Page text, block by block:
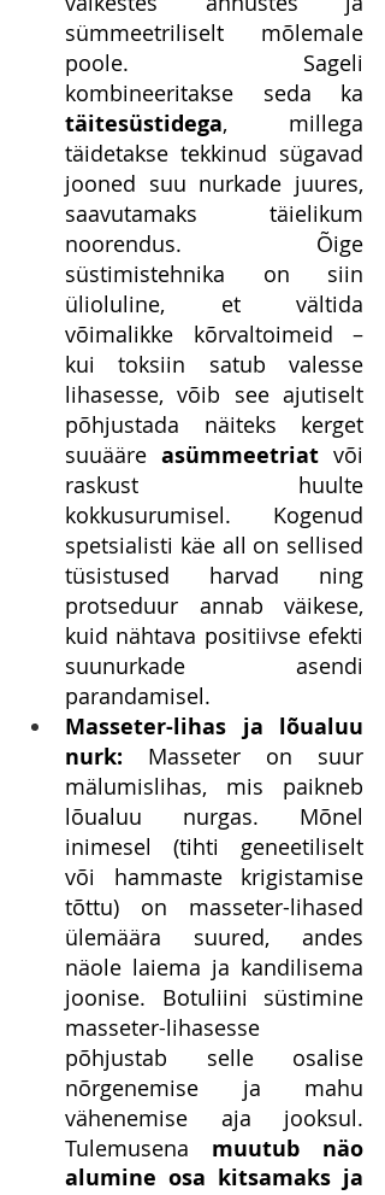
sümmeetriliselt mõlemale
poole. Sageli
täitesüstidega, millega
täidetakse tekkinud sügavad
jooned suu nurkade juures,
saavutamaks täielikum
noorendus. Õige
süstimistehnika on siin
ülioluline, et vältida
võimalikke kõrvaltoimeid –
kui toksiin satub valesse
lihasesse, võib see ajutiselt
põhjustada näiteks kerget
suuääre asümmeetriat või
raskust huulte
kokkusurumisel. Kogenud
spetsialisti käe all on sellised
tüsistused harvad ning
protseduur annab väikese,
kuid nähtava positiivse efekti
suunurkade asendi
parandamisel.
Masseter-lihas ja lõualuu
nurk: Masseter on suur
mälumislihas, mis paikneb
lõualuu nurgas. Mõnel
inimesel (tihti geneetiliselt
või hammaste krigistamise
tõttu) on masseter-lihased
ülemäära suured, andes
näole laiema ja kandilisema
joonise. Botuliini süstimine
masseter-lihasesse
põhjustab selle osalise
nõrgenemise ja mahu
vähenemise aja jooksul.
Tulemusena muutub näo
alumine osa kitsamaks ja